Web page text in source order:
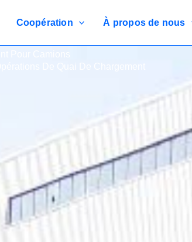
Coopération À propos de nous